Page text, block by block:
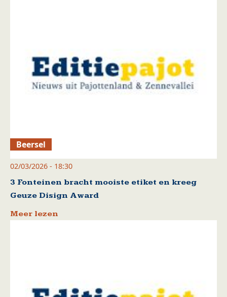
Beersel
02/03/2026 - 18:30
3 Fonteinen bracht mooiste etiket en kreeg
Geuze Disign Award
Meer lezen